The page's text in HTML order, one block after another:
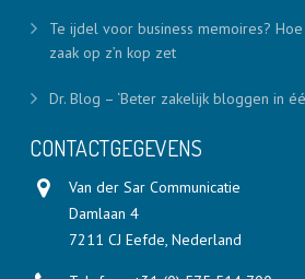
Te ijdel voor business memoires?
zaak op z’n kop zet
Dr. Blog – ‘Beter zakelijk bloggen in
CONTACTGEGEVENS
Van der Sar Communicatie
Damlaan 4
7211 CJ Eefde, Nederland